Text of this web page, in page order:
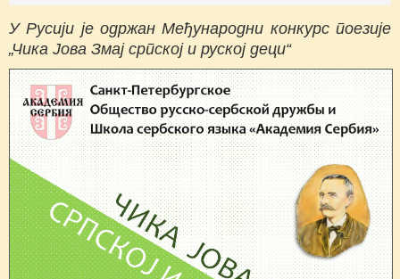
У Русији је одржан Међународни конкурс поезије
„Чика Јова Змај српској и руској деци“